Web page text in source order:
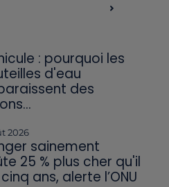
: pourquoi les
d'eau
des
2026
sainement
25 % plus cher qu'il
ans, alerte l’ONU